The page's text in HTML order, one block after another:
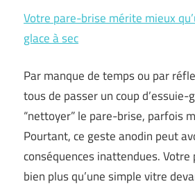
Votre pare-brise mérite mieux
glace à sec
Par manque de temps ou par
tous de passer un coup d’essuie-
“nettoyer” le pare-brise, parfois
Pourtant, ce geste anodin peut
conséquences inattendues. Votre
bien plus qu’une simple vitre